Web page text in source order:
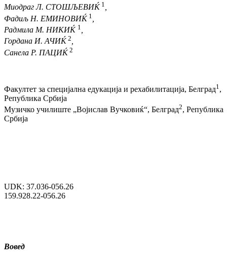
Миодраг Л. СТОШЉЕВИЌ1,
Фадиљ Н. ЕМИНОВИЌ1
Радмила М. НИКИЌ 1
Гордана И.АЧИЌ2,
Санела Р. ПАЦИЌ2
Факултет за специјална едукација и рехабилитација, Белград1 ,
Република Србија
Музичко училиште „Војислав Вучковиќ“, Белград2, Република
Србија
UDK: 37.036-056.26
159.928.22-056.26
Вовед